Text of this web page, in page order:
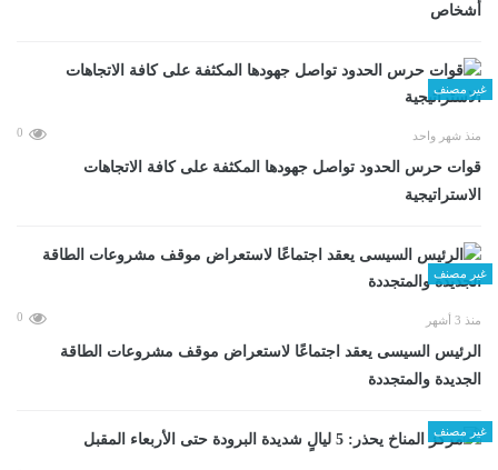
أشخاص
غير مصنف
منذ شهر واحد 0
قوات حرس الحدود تواصل جهودها المكثفة على كافة الاتجاهات
الاستراتيجية
غير مصنف
منذ 3 أشهر 0
الرئيس السيسى يعقد اجتماعًا لاستعراض موقف مشروعات الطاقة
الجديدة والمتجددة
غير مصنف